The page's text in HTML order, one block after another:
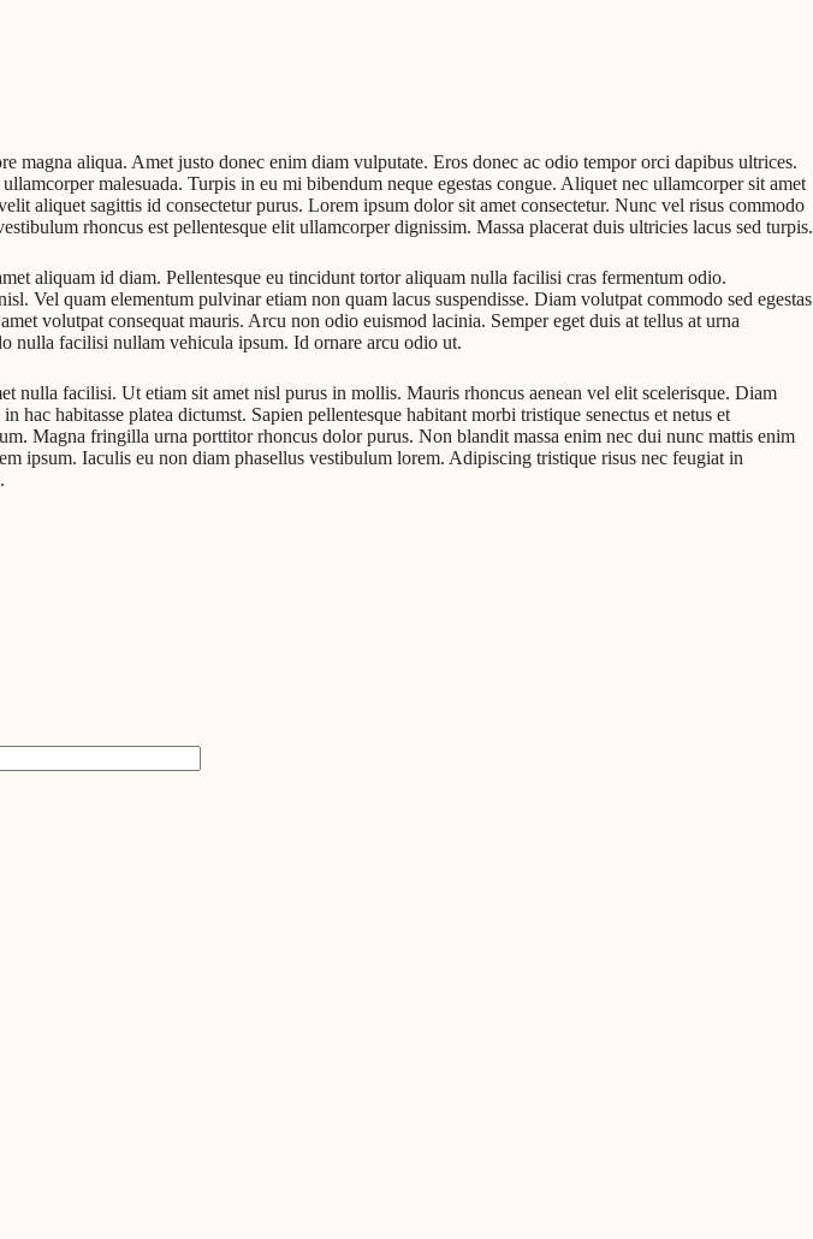
aliqua. Amet justo donec enim diam vulputate. Eros donec ac odio tempor orci dapibus ultrices.
malesuada. Turpis in eu mi bibendum neque egestas congue. Aliquet nec ullamcorper sit amet
aliquet sagittis id consectetur purus. Lorem ipsum dolor sit amet consectetur. Nunc vel risus commodo
rhoncus est pellentesque elit ullamcorper dignissim. Massa placerat duis ultricies lacus sed turpis.
aliquam id diam. Pellentesque eu tincidunt tortor aliquam nulla facilisi cras fermentum odio.
Vel quam elementum pulvinar etiam non quam lacus suspendisse. Diam volutpat commodo sed egestas
volutpat consequat mauris. Arcu non odio euismod lacinia. Semper eget duis at tellus at urna
nulla facilisi nullam vehicula ipsum. Id ornare arcu odio ut.
nulla facilisi. Ut etiam sit amet nisl purus in mollis. Mauris rhoncus aenean vel elit scelerisque. Diam
habitasse platea dictumst. Sapien pellentesque habitant morbi tristique senectus et netus et
Magna fringilla urna porttitor rhoncus dolor purus. Non blandit massa enim nec dui nunc mattis enim
ipsum. Iaculis eu non diam phasellus vestibulum lorem. Adipiscing tristique risus nec feugiat in